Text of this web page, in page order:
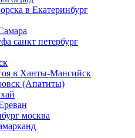
в Екатеринбург
санкт петербург
в Ханты-Мансийск
(Апатиты)
москва